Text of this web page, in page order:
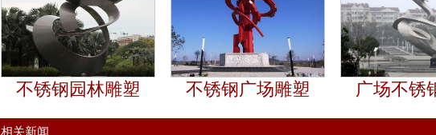
不锈钢园林雕塑 不锈钢广场雕塑 广场不锈
相关新闻